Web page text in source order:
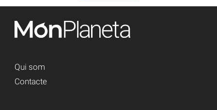
Qui som
Contacte